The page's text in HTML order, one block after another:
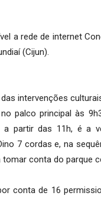
a rede de internet
(Cijun).
intervenções
palco principal às
partir das 11h, é a
7 cordas e, na
conta do parque
conta de 16